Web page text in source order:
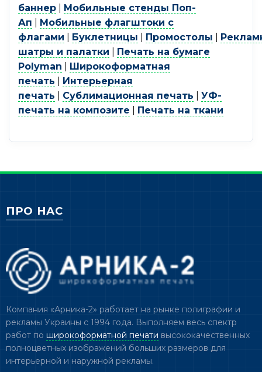
баннер
Мобильные стенды Поп-
Ап
Мобильные флагштоки с
флагами
Буклетницы Промостолы
шатры и палатки
Печать на бумаге
Polyman
Широкоформатная
печать
Интерьерная
печать
Сублимационная печать
УФ-
печать на композите
Печать на ткани
ПРО НАС
Компания «Арника-2» работает на рынке полиграфии и
рекламы Украины с 1994 года. Выполняем весь спектр
работ по широкоформатной печати высококачественных
полноцветных изображений больших размеров для
интерьерной и наружной рекламы.